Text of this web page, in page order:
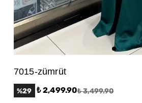
7015-zümrüt
%29 ₺ 2,499.90₺ 3,499.90